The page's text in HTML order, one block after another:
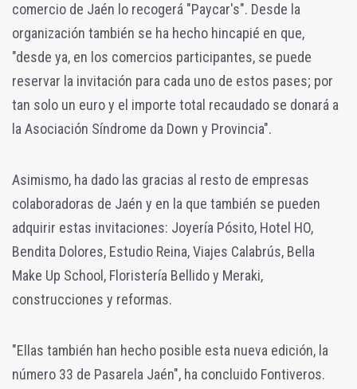
comercio de Jaén lo recogerá "Paycar's". Desde la
organización también se ha hecho hincapié en que,
"desde ya, en los comercios participantes, se puede
reservar la invitación para cada uno de estos pases; por
tan solo un euro y el importe total recaudado se donará a
la Asociación Síndrome da Down y Provincia".
Asimismo, ha dado las gracias al resto de empresas
colaboradoras de Jaén y en la que también se pueden
adquirir estas invitaciones: Joyería Pósito, Hotel HO,
Bendita Dolores, Estudio Reina, Viajes Calabrús, Bella
Make Up School, Floristería Bellido y Meraki,
construcciones y reformas.
"Ellas también han hecho posible esta nueva edición, la
número 33 de Pasarela Jaén", ha concluido Fontiveros.